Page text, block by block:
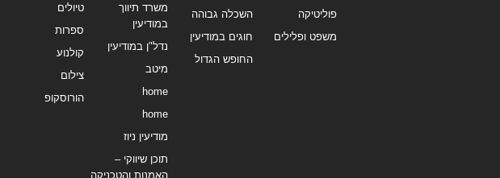
פוליטיקה
משפט ופלילים
השכלה גבוהה
חוגים במודיעין
החופש הגדול
משרד תיווך
במודיעין
נדל"ן במודיעין
מיטב
home
home
מודיעין ניוז
תוכן שיווקי –
האמנות והטכניקה
טיולים
ספרות
קולנוע
צילום
הורוסקופ